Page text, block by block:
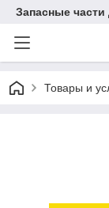
Запасные
Товары и